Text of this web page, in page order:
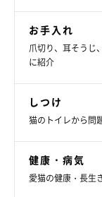
お手入れ
爪切り、耳そうじ
に紹介
しつけ
猫のトイレから問
健康・病気
愛猫の健康・長生